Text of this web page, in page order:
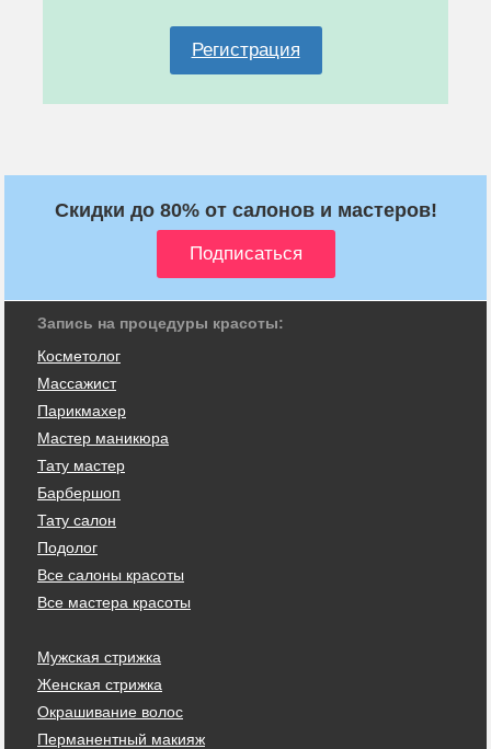
Регистрация
Скидки до 80% от салонов и мастеров!
Запись на процедуры красоты:
Косметолог
Массажист
Парикмахер
Мастер маникюра
Тату мастер
Барбершоп
Тату салон
Подолог
Все салоны красоты
Все мастера красоты
Мужская стрижка
Женская стрижка
Окрашивание волос
Перманентный макияж